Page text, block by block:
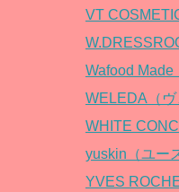
VT
Wafood Made
WELEDA（ヴ
WHITE
yuskin（ユー
YVES